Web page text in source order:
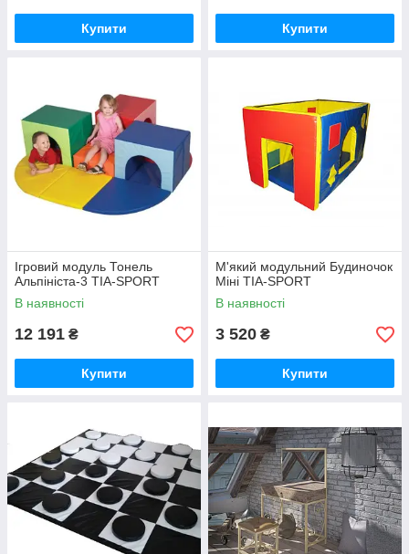
Купити Купити
Ігровий модуль Тонель
Альпініста-3 TIA-SPORT
В наявності
12 191 ₴
Купити
М'який модульний Будиночок
Міні TIA-SPORT
В наявності
3 520 ₴
Купити